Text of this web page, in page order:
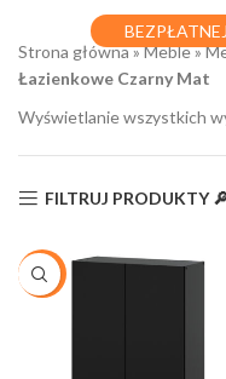
Strona główna»Meble»
Łazienkowe Czarny Mat
Wyświetlanie wszystkich
FILTRUJ PRODUKTY
-19%